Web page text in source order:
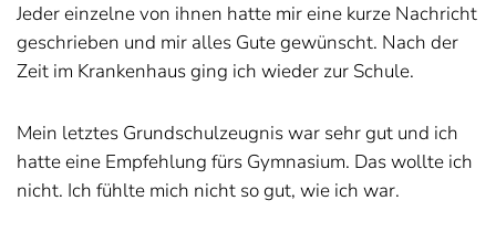
Jeder einzelne von ihnen hatte mir eine kurze Nachricht
geschrieben und mir alles Gute gewünscht. Nach der
Zeit im Krankenhaus ging ich wieder zur Schule.
Mein letztes Grundschulzeugnis war sehr gut und ich
hatte eine Empfehlung fürs Gymnasium. Das wollte ich
nicht. Ich fühlte mich nicht so gut, wie ich war.